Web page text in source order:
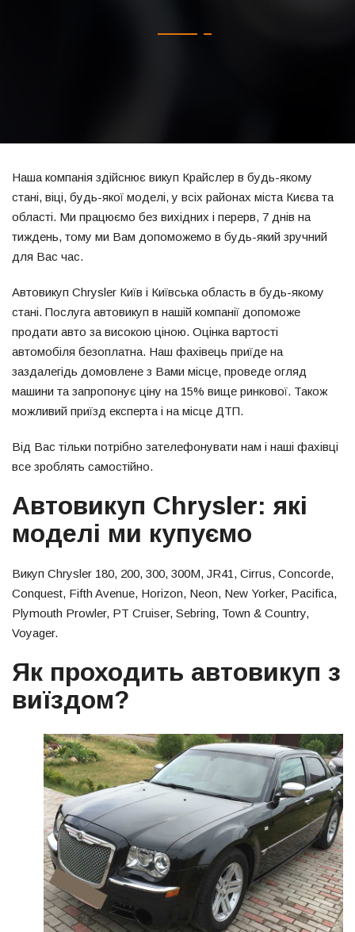
Наша компанія здійснює викуп Крайслер в будь-якому
стані, віці, будь-якої моделі, у всіх районах міста Києва та
області. Ми працюємо без вихідних і перерв, 7 днів на
тиждень, тому ми Вам допоможемо в будь-який зручний
для Вас час.
Автовикуп Chrysler Київ і Київська область в будь-якому
стані. Послуга автовикуп в нашій компанії допоможе
продати авто за високою ціною. Оцінка вартості
автомобіля безоплатна. Наш фахівець приїде на
заздалегідь домовлене з Вами місце, проведе огляд
машини та запропонує ціну на 15% вище ринкової. Також
можливий приїзд експерта і на місце ДТП.
Від Вас тільки потрібно зателефонувати нам і наші фахівці
все зроблять самостійно.
Автовикуп Chrysler: які
моделі ми купуємо
Викуп Chrysler 180, 200, 300, 300M, JR41, Cirrus, Concorde,
Conquest, Fifth Avenue, Horizon, Neon, New Yorker, Pacifica,
Plymouth Prowler, PT Cruiser, Sebring, Town & Country,
Voyager.
Як проходить автовикуп з
виїздом?